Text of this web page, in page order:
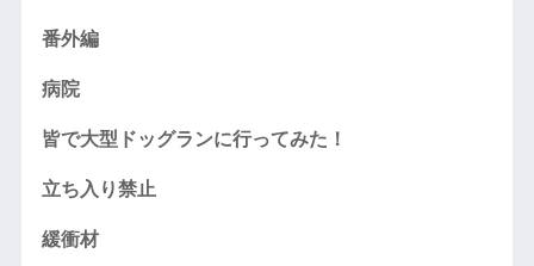
番外編
病院
皆で大型ドッグランに行ってみた！
立ち入り禁止
緩衝材